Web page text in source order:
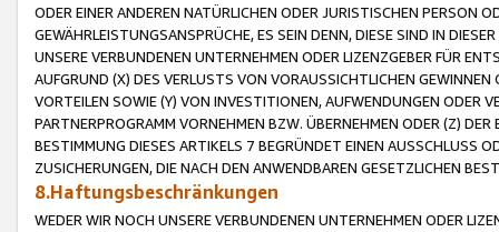
ODER EINER ANDEREN NATÜRLICHEN ODER JURISTISCHEN PERSON
GEWÄHRLEISTUNGSANSPRÜCHE, ES SEIN DENN, DIESE SIND IN
UNSERE VERBUNDENEN UNTERNEHMEN ODER LIZENZGEBER FÜR
AUFGRUND (X) DES VERLUSTS VON VORAUSSICHTLICHEN
VORTEILEN SOWIE (Y) VON INVESTITIONEN, AUFWENDUNGEN ODER
PARTNERPROGRAMM VORNEHMEN BZW. ÜBERNEHMEN ODER (Z)
BESTIMMUNG DIESES ARTIKELS 7 BEGRÜNDET EINEN AUSSCHLUSS
ZUSICHERUNGEN, DIE NACH DEN ANWENDBAREN GESETZLICHEN
8.Haftungsbeschränkungen
WEDER WIR NOCH UNSERE VERBUNDENEN UNTERNEHMEN ODER